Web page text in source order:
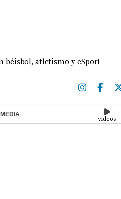
atletismo y eSports
videos